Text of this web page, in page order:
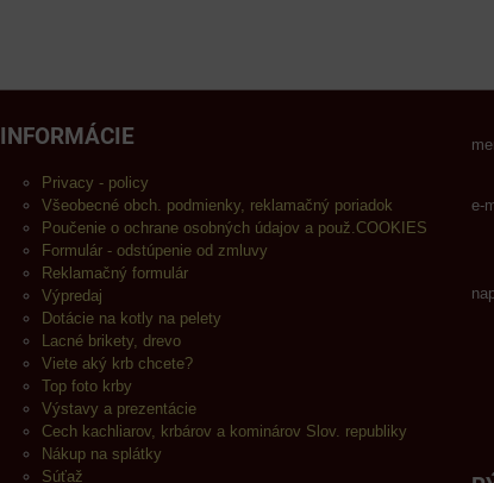
INFORMÁCIE
Privacy - policy
Všeobecné obch. podmienky, reklamačný poriadok
Poučenie o ochrane osobných údajov a použ.COOKIES
Formulár - odstúpenie od zmluvy
Reklamačný formulár
Výpredaj
Dotácie na kotly na pelety
Lacné brikety, drevo
Viete aký krb chcete?
Top foto krby
Výstavy a prezentácie
Cech kachliarov, krbárov a kominárov Slov. republiky
Nákup na splátky
Súťaž
e-